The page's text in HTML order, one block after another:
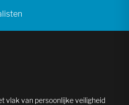
vlak van persoonlijke veiligheid